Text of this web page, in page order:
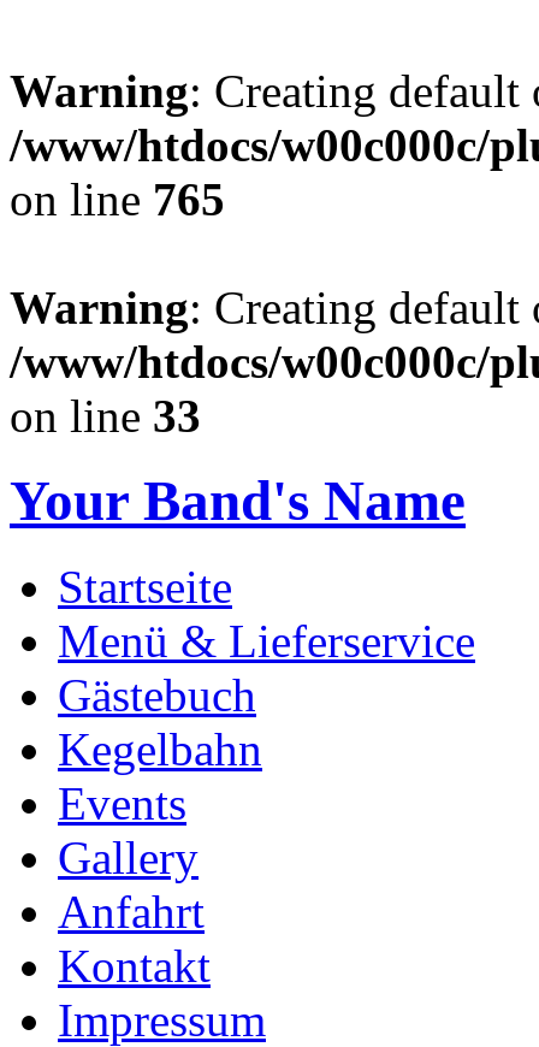
Warning: Creating
/www/htdocs/w00c000c/
on line 765
Warning: Creating
/www/htdocs/w00c000c/
on line 33
Your Band's Name
Startseite
Menü & Lieferservice
Gästebuch
Kegelbahn
Events
Gallery
Anfahrt
Kontakt
Impressum